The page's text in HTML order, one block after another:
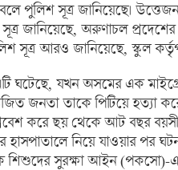
পুলিশ সূত্র জানিয়েছে।
জানিয়েছে, অরুণাচল প্রদেশের
সূত্র আরও জানিয়েছে, স্কুল
ঘটেছে, যখন অসমের এক
জনতা তাকে পিটিয়ে হত্যা
করে ছয় থেকে আট বছর বয়সী
হাসপাতালে নিয়ে যাওয়ার
শিশুদের সুরক্ষা আইন (পকসো)-